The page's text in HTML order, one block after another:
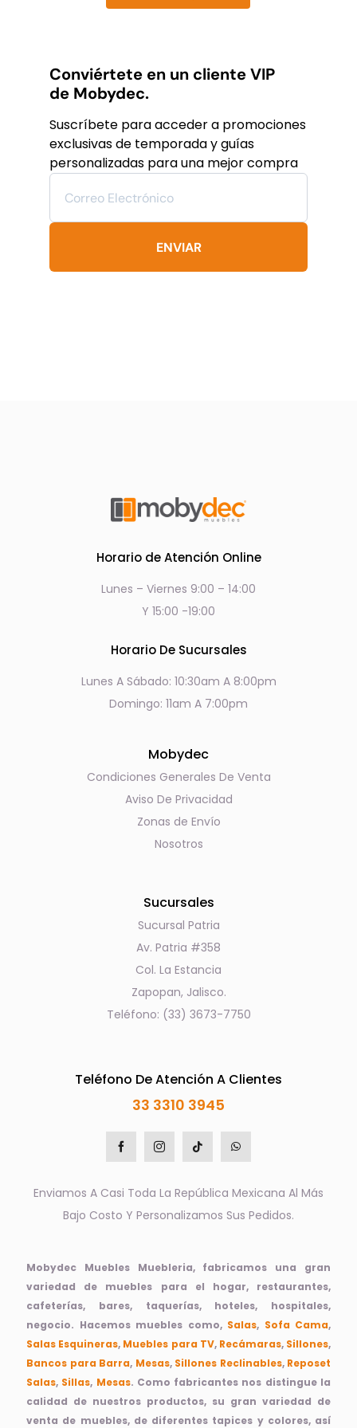
variantes.
Las
se
pueden
elegir
en
de
Conviértete en un cliente VIP
de Mobydec.
Suscríbete para acceder a promociones
exclusivas de temporada y guías
personalizadas para una mejor compra
ENVIAR
Horario de Atención Online
Lunes – Viernes 9:00 – 14:00
Y 15:00 -19:00
Horario De Sucursales
Lunes A Sábado: 10:30am A 8:00pm
Domingo: 11am A 7:00pm
Mobydec
Condiciones Generales De Venta
Aviso De Privacidad
Zonas de Envío
Nosotros
Sucursales
Sucursal Patria
Av. Patria #358
Col. La Estancia
Zapopan, Jalisco.
Teléfono: (33) 3673-7750
Teléfono De Atención A Clientes
33 3310 3945
Enviamos A Casi Toda La República Mexicana Al Más
Bajo Costo Y Personalizamos Sus Pedidos.
Mobydec Muebles Muebleria, fabricamos una gran
variedad de muebles para el hogar, restaurantes,
cafeterías, bares, taquerías, hoteles, hospitales,
negocio. Hacemos muebles como, Salas, Sofa Cama,
Salas Esquineras, Muebles para TV, Recámaras, Sillones,
Bancos para Barra, Mesas, Sillones Reclinables, Reposet
Salas, Sillas, Mesas. Como fabricantes nos distingue la
calidad de nuestros productos, su gran variedad de
venta de muebles, de diferentes tapices y colores, así